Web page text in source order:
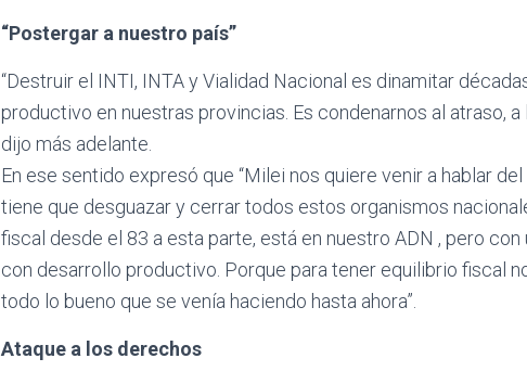
“Postergar a nuestro país”
“Destruir el INTI, INTA y Vialidad Nacional es dinamitar
productivo en nuestras provincias. Es condenarnos al atraso,
dijo más adelante.
En ese sentido expresó que “Milei nos quiere venir a hablar
tiene que desguazar y cerrar todos estos organismos
fiscal desde el 83 a esta parte, está en nuestro ADN , pero
con desarrollo productivo. Porque para tener equilibrio fiscal
todo lo bueno que se venía haciendo hasta ahora”.
Ataque a los derechos